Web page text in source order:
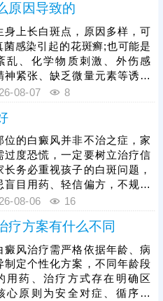
原因导致的
身上长白斑点，原因多样，可
菌感染引起的花斑癣;也可能是
乱、化学物质刺激、外伤感
神紧张、缺乏微量元素等诱发
。可以通过伍德灯、三维皮肤
和类型。诊断清楚结合病症、
性化祛白，逐步促使肤色还
08-07 8
位的白癜风并非不治之症，家
过度恐慌，一定要树立治疗信
长务必重视孩子的白斑问题，
盲目用药、轻信偏方，不规范
仅无效，还可能刺激娇嫩肌
重病情、延误较佳治疗时机。
准分子激光是治疗儿童各部
的优选安全方法，适配肛门等
感部位，靶向作用于白斑患
效刺激黑色素再生，治疗温
果明显，适配儿童体质。白癜
08-06 16
疗方案有什么不同
癜风治疗需严格依据年龄、病
制定个性化方案，不同年龄段
用药、治疗方式存在明确区
心原则为安全对症、循序渐